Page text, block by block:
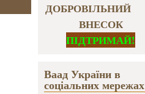
ДОБРОВІЛЬНИЙ
ВНЕСОК
ПІДТРИМАЙ!
Ваад України в
соціальних мережах